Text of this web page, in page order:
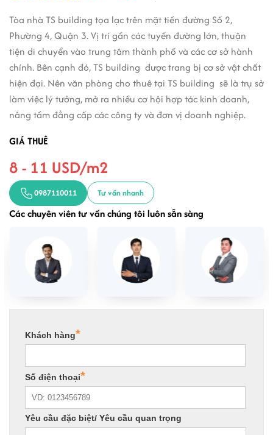
Tòa nhà TS building tọa lạc trên mặt tiền đường Số 2,
Phường 4, Quận 3. Vị trí gần các tuyến đường lớn, thuận
tiện di chuyển vào trung tâm thành phố và các cơ sở hành
chính. Bên cạnh đó, TS building được trang bị cơ sở vật chất
hiện đại. Nên văn phòng cho thuê tại TS building sẽ là trụ sở
làm việc lý tưởng, mở ra nhiều cơ hội hợp tác kinh doanh,
nâng tầm đẳng cấp các công ty và đơn vị doanh nghiệp.
GIÁ THUÊ
8 - 11 USD/m2
0987110011 Tư vấn nhanh
Các chuyên viên tư vấn chúng tôi luôn sẵn sàng